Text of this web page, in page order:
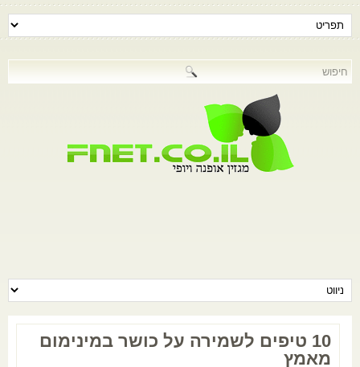
10 טיפים לשמירה על כושר במינימום
מאמץ